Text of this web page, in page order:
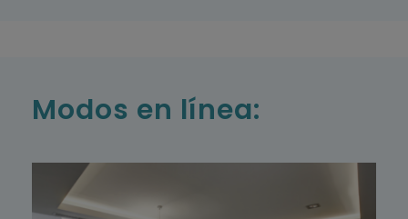
Modos en línea: